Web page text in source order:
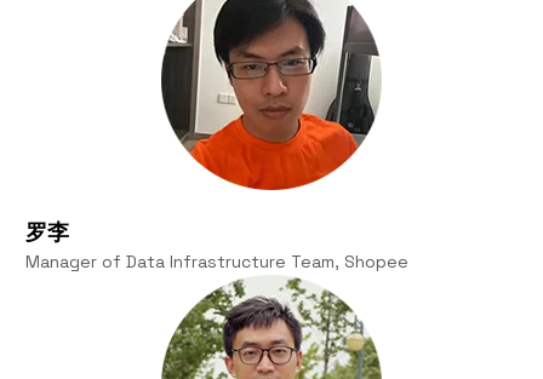
罗李
Manager of Data Infrastructure Team, Shopee